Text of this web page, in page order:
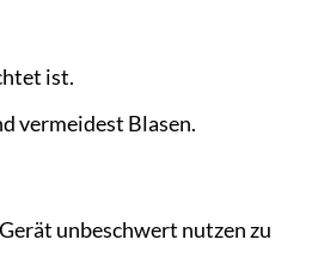
ist.
vermeidest Blasen.
unbeschwert nutzen zu